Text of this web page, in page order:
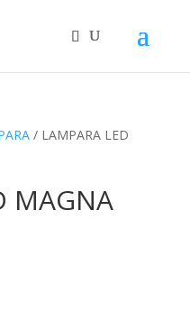
/ LAMPARA LED
MAGNA